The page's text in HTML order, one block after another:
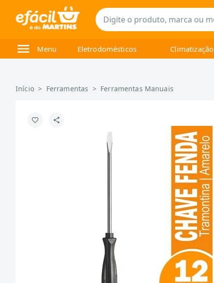
Menu Eletrodomésticos Climatização
Início > Ferramentas > Ferramentas Manuais